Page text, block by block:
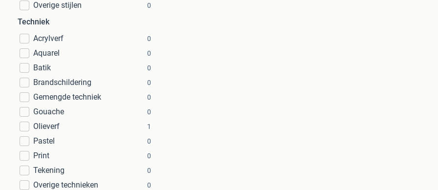
Overige stijlen 0
Techniek
Acrylverf
0
Aquarel 0
Batik 0
Brandschildering 0
Gemengde techniek 0
Gouache 0
Olieverf 1
Pastel 0
Print 0
Tekening 0
Overige technieken 0